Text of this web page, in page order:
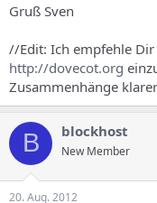
Gruß Sven
//Edit: Ich empfehle
http://dovecot.org
Zusammenhänge
B blockhost
New Member
20. Aug. 2012